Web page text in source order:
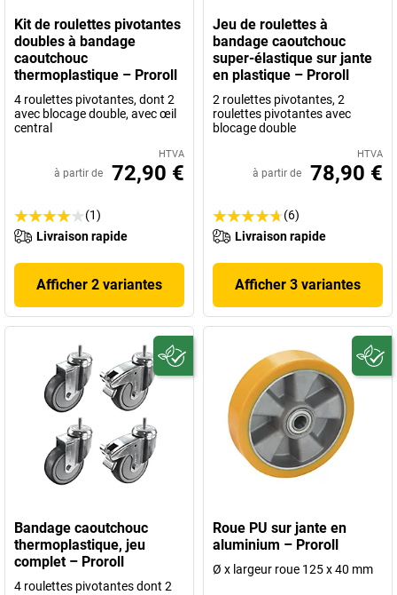
Kit de roulettes pivotantes
doubles à bandage
caoutchouc
thermoplastique – Proroll
4 roulettes pivotantes, dont 2
avec blocage double, avec œil
central
HTVA
à partir de 72,90 €
(1)
Livraison rapide
Afficher 2 variantes
Jeu de roulettes à
bandage caoutchouc
super-élastique sur jante
en plastique – Proroll
2 roulettes pivotantes, 2
roulettes pivotantes avec
blocage double
HTVA
à partir de 78,90 €
(6)
Livraison rapide
Afficher 3 variantes
Bandage caoutchouc
thermoplastique, jeu
complet – Proroll
4 roulettes pivotantes dont 2
Roue PU sur jante en
aluminium – Proroll
Ø x largeur roue 125 x 40 mm